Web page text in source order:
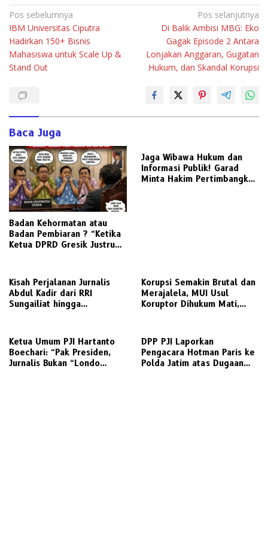
Navigasi
pos
Pos sebelumnya
IBM Universitas Ciputra
Hadirkan 150+ Bisnis
Mahasiswa untuk Scale Up &
Stand Out
Pos selanjutnya
Di Balik Ambisi MBG: Eko
Gagak Episode 2 Antara
Lonjakan Anggaran, Gugatan
Hukum, dan Skandal Korupsi
Baca Juga
Badan Kehormatan atau
Badan Pembiaran ? “Ketika
Ketua DPRD Gresik Justru
Jaga Wibawa Hukum dan
Informasi Publik! Garad
Minta Hakim Pertimbangkan
Kisah Perjalanan Jurnalis
Abdul Kadir dari RRI
Sungailiat hingga
Korupsi Semakin Brutal dan
Merajalela, MUI Usul
Koruptor Dihukum Mati,
Ketua Umum PJI Hartanto
Boechari: “Pak Presiden,
Jurnalis Bukan “Londo
DPP PJI Laporkan
Pengacara Hotman Paris ke
Polda Jatim atas Dugaan